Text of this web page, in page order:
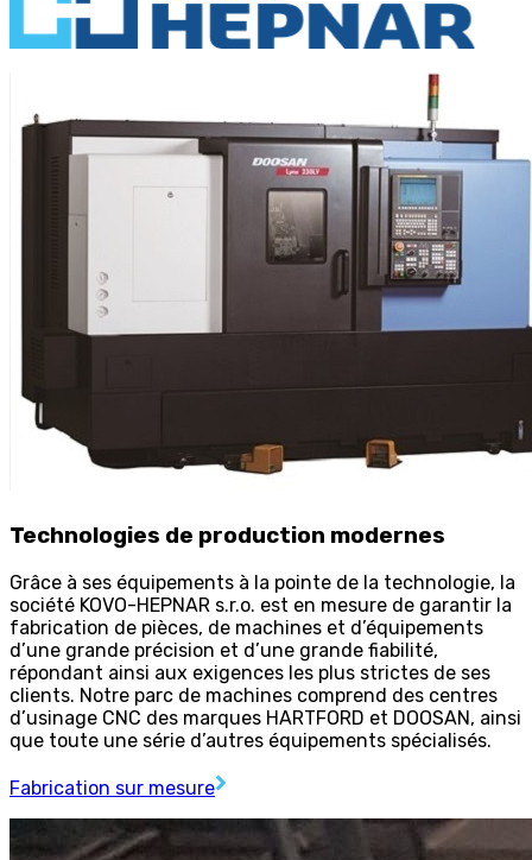
Technologies de production modernes
Grâce à ses équipements à la pointe de la technologie, la
société KOVO-HEPNAR s.r.o. est en mesure de garantir la
fabrication de pièces, de machines et d’équipements
d’une grande précision et d’une grande fiabilité,
répondant ainsi aux exigences les plus strictes de ses
clients. Notre parc de machines comprend des centres
d’usinage CNC des marques HARTFORD et DOOSAN, ainsi
que toute une série d’autres équipements spécialisés.
Fabrication sur mesure